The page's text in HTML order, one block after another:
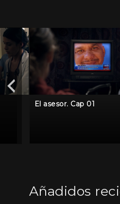
El asesor. Cap 01
Añadidos